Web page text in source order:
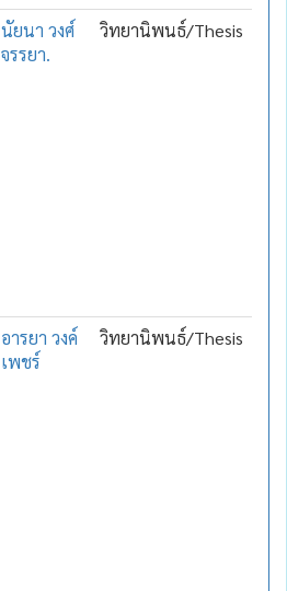
นัยนา วงศ์
จรรยา.
วิทยานิพนธ์/Thesis
อารยา วงค์
เพชร์
วิทยานิพนธ์/Thesis